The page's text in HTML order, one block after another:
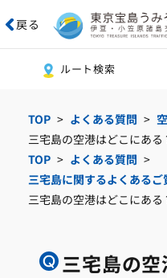
戻る
ルート検索
TOP よくある質問
三宅島の空港はどこにある
TOP
よくある質問
三宅島に関するよくあるご
三宅島の空港はどこにある
三宅島の